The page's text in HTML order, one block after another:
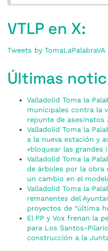
VTLP en X:
Tweets by TomaLaPalabraVA
Últimas
Valladolid Toma la
municipales contra la
repunte de asesinatos
Valladolid Toma la
a la nueva estación y
«bloquear las grandes
Valladolid Toma la
de árboles por la obra
un cambio en el
Valladolid Toma la
remanentes del
proyectos de “última
El PP y Vox frenan la
para Los Santos-
construcción a la